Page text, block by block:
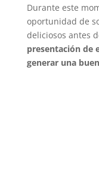
Durante este
oportunidad de
deliciosos antes
presentación de
generar una